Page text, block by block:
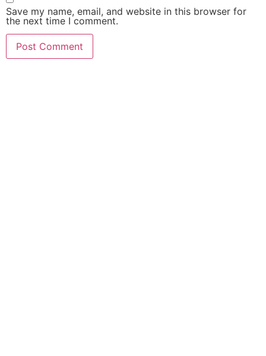
Save my name, email, and website in this browser for
the next time I comment.